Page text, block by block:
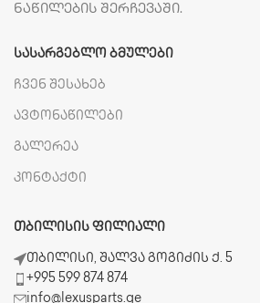
ნაწილების შერჩევაში.
ᲡᲐᲡᲐᲠᲒᲔᲑᲚᲝ ᲑᲛᲣᲚᲔᲑᲘ
ჩვენ შესახებ
ავტონაწილები
გალერეა
კონტაქტი
ᲗᲑᲘᲚᲘᲡᲘᲡ ᲤᲘᲚᲘᲐᲚᲘ
თბილისი, შალვა გოგიძის ქ. 5
+995 599 874 874
info@lexusparts.ge